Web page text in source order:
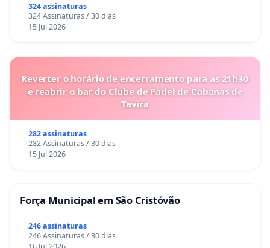
324 assinaturas
324 Assinaturas / 30 dias
15 Jul 2026
Reverter o horário de encerramento para as 21h30
e reabrir o bar do Clube de Padel de Cabanas de
Tavira
282 assinaturas
282 Assinaturas / 30 dias
15 Jul 2026
Força Municipal em São Cristóvão
246 assinaturas
246 Assinaturas / 30 dias